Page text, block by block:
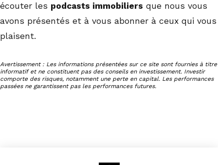
écouter les podcasts immobiliers que nous vous
avons présentés et à vous abonner à ceux qui vous
plaisent.
Avertissement : Les informations présentées sur ce site sont fournies à titre
informatif et ne constituent pas des conseils en investissement. Investir
comporte des risques, notamment une perte en capital. Les performances
passées ne garantissent pas les performances futures.